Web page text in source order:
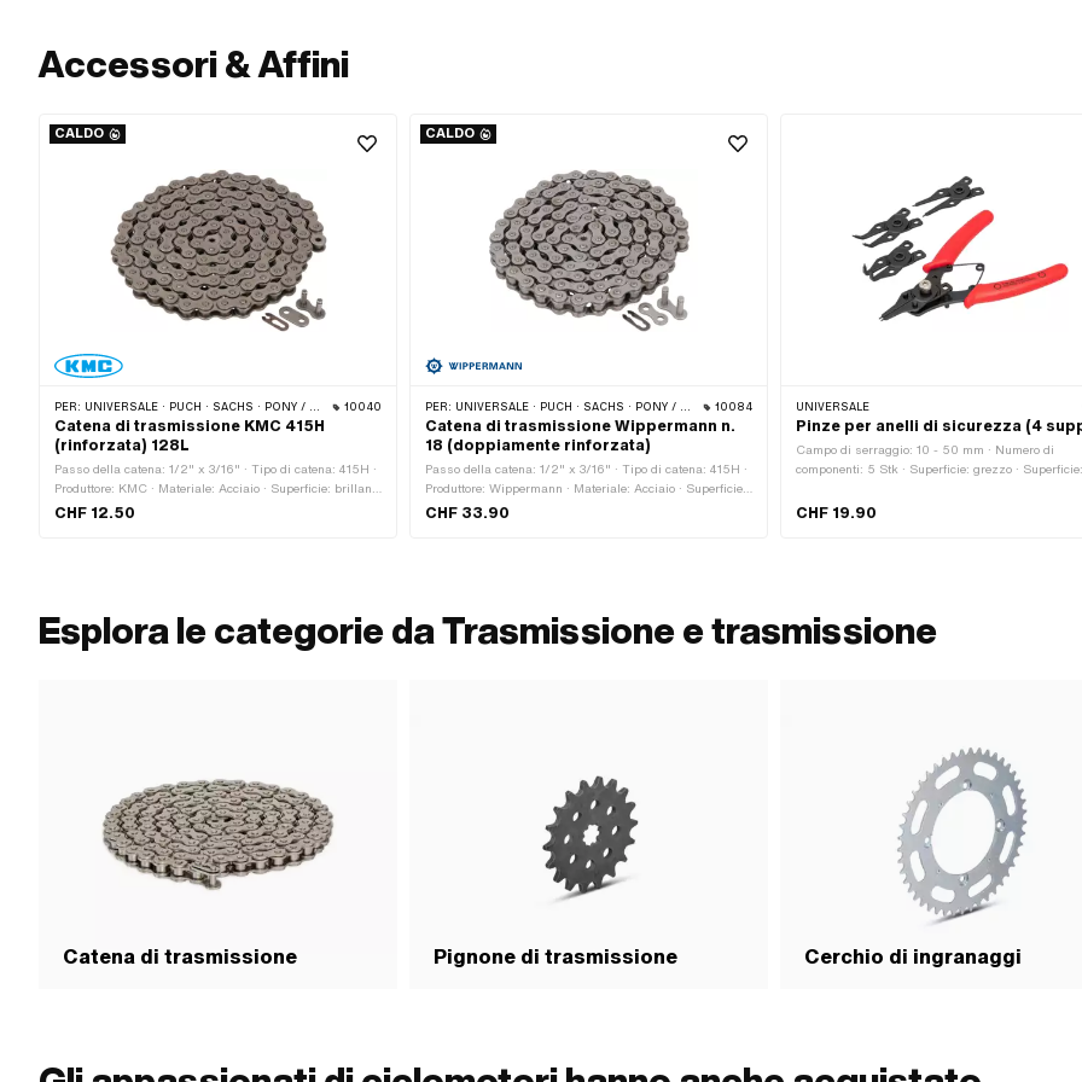
Accessori & Affini
CALDO
PER: UNIVERSALE · PUCH · SACHS · PONY / CILO (BETA 521 E 512) · ZÜNDAPP BELMONDO · TOMOS · CIAO BICICLETTA · ALPA CHOPPER / TURBO · CILO 10040
Catena di trasmissione KMC 415H
(rinforzata) 128L
Passo della catena: 1/2" x 3/16" · Tipo di catena: 415H ·
Produttore: KMC · Materiale: Acciaio · Superficie: brillante
/ oliato · Colore: grigio · Circonferenza di rotolamento:
CHF 12.50
CALDO
PER: UNIVERSALE · PUCH · SACHS · PONY / CILO (BETA 521 E 512) · ZÜNDAPP BELMONDO · TOMOS · CIAO BICICLETTA · CILO 10084
Catena di trasmissione Wippermann n.
18 (doppiamente rinforzata)
Passo della catena: 1/2" x 3/16" · Tipo di catena: 415H ·
Produttore: Wippermann · Materiale: Acciaio · Superficie:
brillante / oliato · Colore: grigio · Numero di maglie della
CHF 33.90
UNIVERSALE
Pinze per anelli di sicurezza (4
Campo di serraggio: 10 - 50 mm · Numero di
componenti: 5 Stk · Superficie: grezzo · Superficie:
mm · Altezza: 15 mm · Area di applicazione:
CHF 19.90
Esplora le categorie da Trasmissione e trasmissione
Catena di trasmissione Pignone di trasmissione Cerchio di ingranaggi